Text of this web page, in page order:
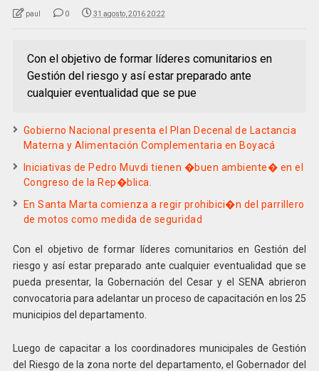
paul 0 31 agosto, 2016 20:22
Con el objetivo de formar líderes comunitarios en
Gestión del riesgo y así estar preparado ante
cualquier eventualidad que se pue
Gobierno Nacional presenta el Plan Decenal de Lactancia
Materna y Alimentación Complementaria en Boyacá
Iniciativas de Pedro Muvdi tienen �buen ambiente� en el
Congreso de la Rep�blica.
En Santa Marta comienza a regir prohibici�n del parrillero
de motos como medida de seguridad
Con el objetivo de formar líderes comunitarios en Gestión del
riesgo y así estar preparado ante cualquier eventualidad que se
pueda presentar, la Gobernación del Cesar y el SENA abrieron
convocatoria para adelantar un proceso de capacitación en los 25
municipios del departamento.
Luego de capacitar a los coordinadores municipales de Gestión
del Riesgo de la zona norte del departamento, el Gobernador del